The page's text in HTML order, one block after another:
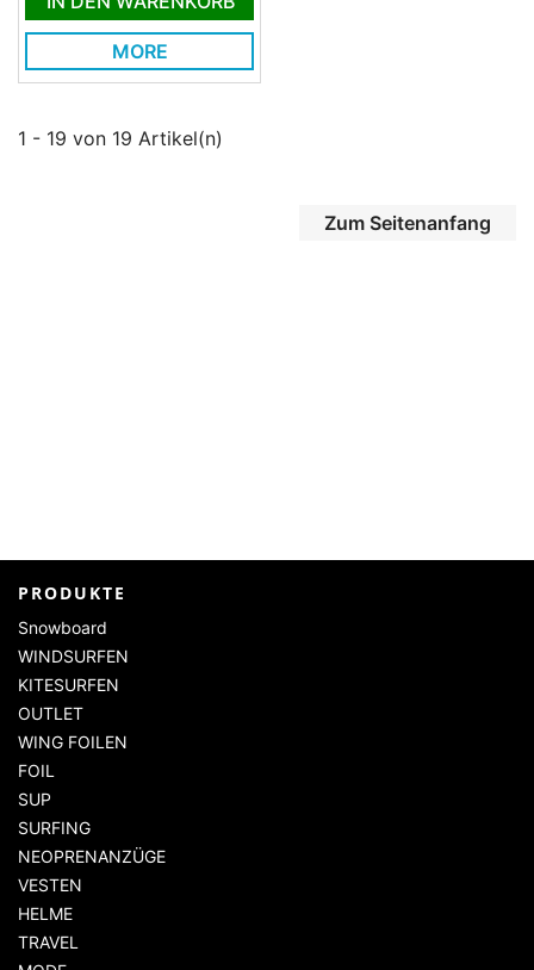
MORE
1 - 19 von 19 Artikel(n)
Zum Seitenanfang
PRODUKTE
Snowboard
WINDSURFEN
KITESURFEN
OUTLET
WING FOILEN
FOIL
SUP
SURFING
NEOPRENANZÜGE
VESTEN
HELME
TRAVEL